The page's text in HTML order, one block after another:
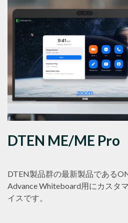
DTEN ME/ME Pro
DTEN製品群の最新製品である
Advance Whiteboard用にカスタ
イスです。